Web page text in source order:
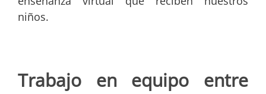
niños.
Trabajo en equipo entre